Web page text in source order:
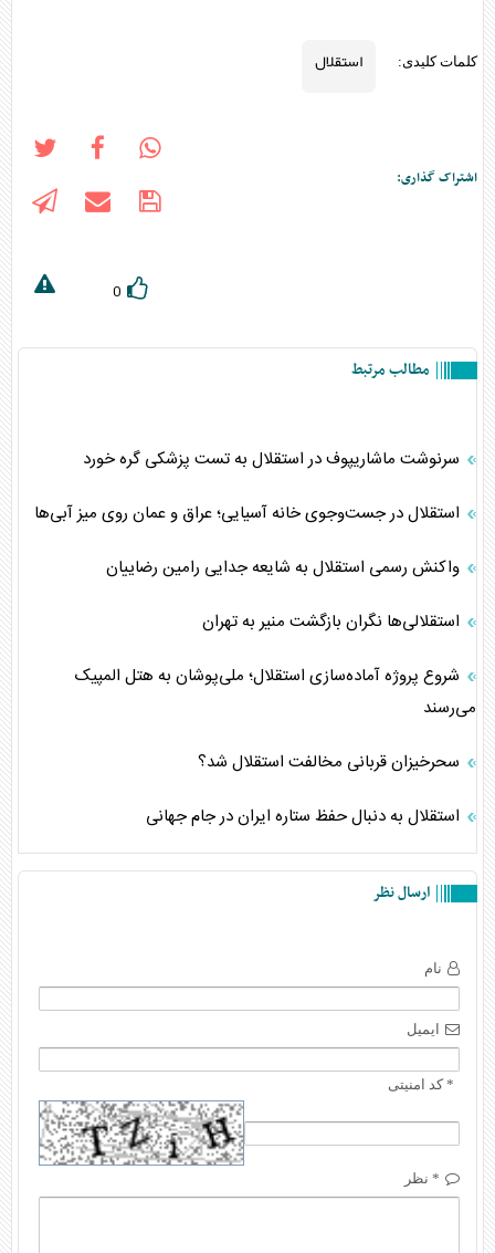
کلمات کلیدی: استقلال
اشتراک گذاری:
0
مطالب مرتبط
سرنوشت ماشاریپوف در استقلال به تست پزشکی گره خورد
استقلال در جست‌وجوی خانه آسیایی؛ عراق و عمان روی میز آبی‌ها
واکنش رسمی استقلال به شایعه جدایی رامین رضاییان
استقلالی‌ها نگران بازگشت منیر به تهران
شروع پروژه آماده‌سازی استقلال؛ ملی‌پوشان به هتل المپیک
می‌رسند
سحرخیزان قربانی مخالفت استقلال شد؟
استقلال به دنبال حفظ ستاره ایران در جام جهانی
ارسال نظر
نام
ایمیل
* کد امنیتی
* نظر